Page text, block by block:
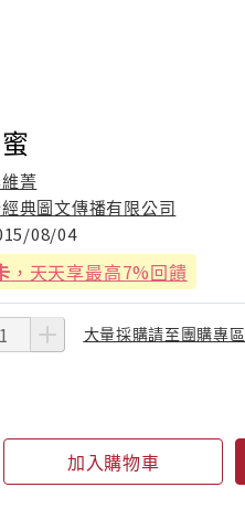
菁
典圖文傳播有限公司
08/04
，天天享最高7%回饋
大量採購請至團購專區
加入購物車